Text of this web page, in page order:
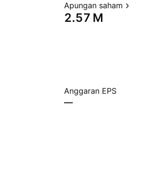
Apungan saham
‪2.57 M‬
Anggaran EPS
—